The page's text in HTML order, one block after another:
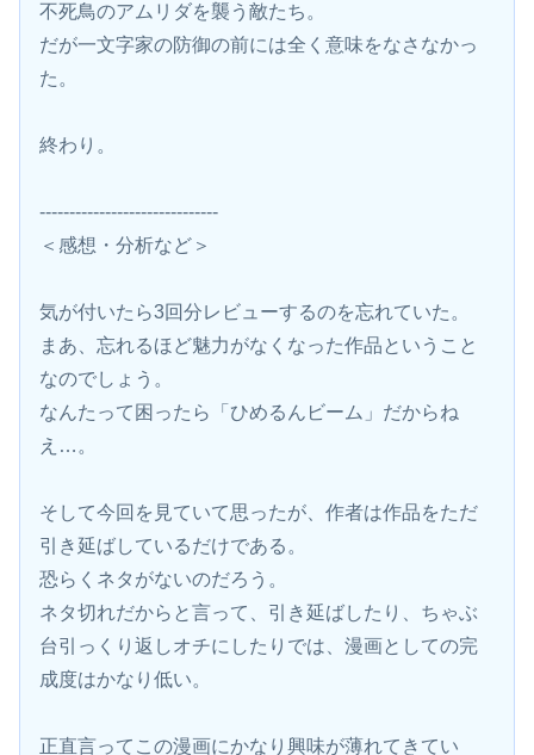
不死鳥のアムリダを襲う敵たち。
だが一文字家の防御の前には全く意味をなさなかっ
た。
終わり。
------------------------------
＜感想・分析など＞
気が付いたら3回分レビューするのを忘れていた。
まあ、忘れるほど魅力がなくなった作品ということ
なのでしょう。
なんたって困ったら「ひめるんビーム」だからね
え…。
そして今回を見ていて思ったが、作者は作品をただ
引き延ばしているだけである。
恐らくネタがないのだろう。
ネタ切れだからと言って、引き延ばしたり、ちゃぶ
台引っくり返しオチにしたりでは、漫画としての完
成度はかなり低い。
正直言ってこの漫画にかなり興味が薄れてきてい